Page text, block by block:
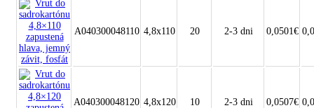
A040300048110 4,8x110 20 2-3 dni 0,0501€
A040300048120 4,8x120 10 2-3 dni 0,0507€